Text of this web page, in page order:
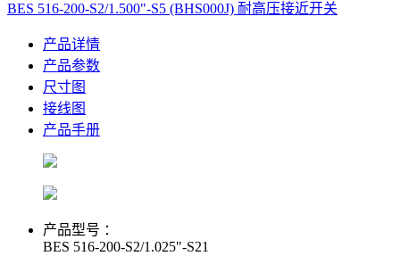
BES 516-200-S2/1.500"-S5 (BHS000J) 耐高压接近开关
产品详情
产品参数
尺寸图
接线图
产品手册
产品型号 ：
BES 516-200-S2/1.025"-S21